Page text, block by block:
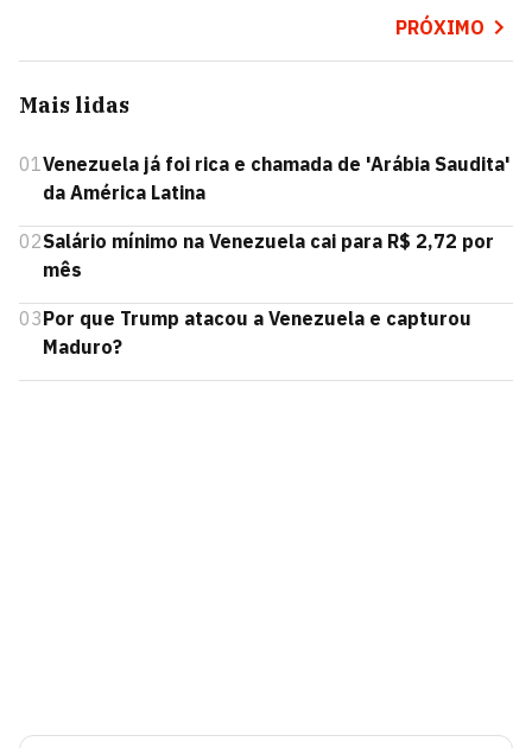
PRÓXIMO
Mais lidas
01Venezuela já foi rica e chamada de 'Arábia Saudita'
da América Latina
02Salário mínimo na Venezuela cai para R$ 2,72 por
mês
03Por que Trump atacou a Venezuela e capturou
Maduro?